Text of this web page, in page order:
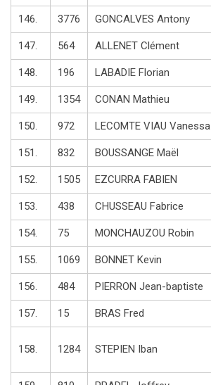
146. 3776 GONCALVES Antony
147. 564 ALLENET Clément
148. 196 LABADIE Florian
149. 1354 CONAN Mathieu
150. 972 LECOMTE VIAU Vanessa
151. 832 BOUSSANGE Maël
152. 1505 EZCURRA FABIEN
153. 438 CHUSSEAU Fabrice
154. 75 MONCHAUZOU Robin
155. 1069 BONNET Kevin
156. 484 PIERRON Jean-baptiste
157. 15 BRAS Fred
158. 1284 STEPIEN Iban